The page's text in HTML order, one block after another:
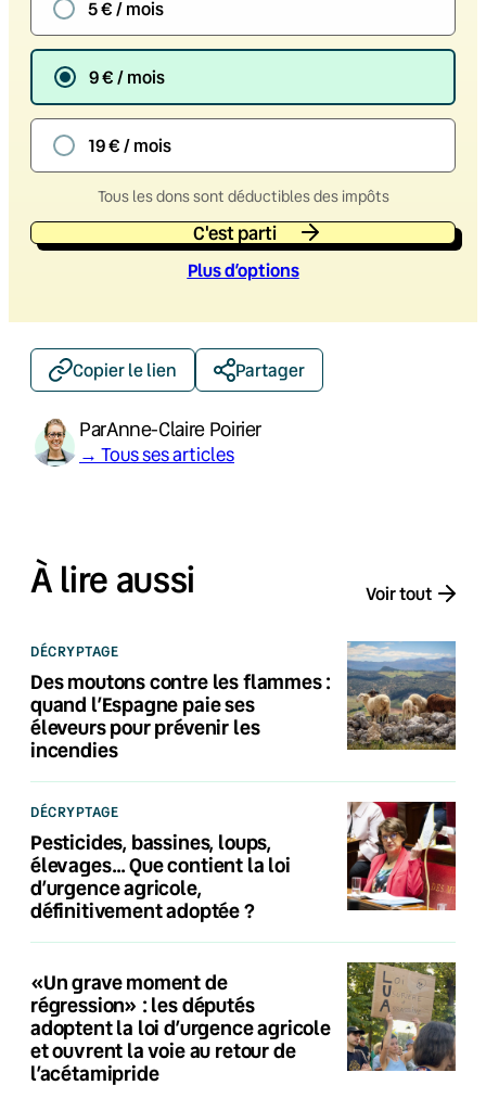
5 € / mois
9 € / mois
19 € / mois
Tous les dons sont déductibles des impôts
C'est parti
Plus d’options
Copier le lien Partager
ParAnne-Claire Poirier
→ Tous ses articles
À lire aussi Voir tout
DÉCRYPTAGE
Des moutons contre les flammes :
quand l’Espagne paie ses
éleveurs pour prévenir les
incendies
DÉCRYPTAGE
Pesticides, bassines, loups,
élevages… Que contient la loi
d’urgence agricole,
définitivement adoptée ?
«Un grave moment de
régression» : les députés
adoptent la loi d’urgence agricole
et ouvrent la voie au retour de
l’acétamipride